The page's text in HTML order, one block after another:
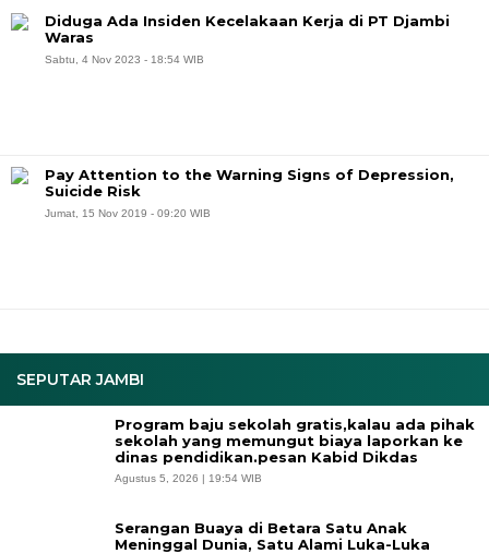
SEPUTAR JAMBI
Program baju sekolah gratis,kalau ada pihak
sekolah yang memungut biaya laporkan ke
dinas pendidikan.pesan Kabid Dikdas
Agustus 5, 2026 | 19:54 WIB
Serangan Buaya di Betara Satu Anak
Meninggal Dunia, Satu Alami Luka-Luka
Diduga Ada Insiden Kecelakaan Kerja di PT Djambi
Waras
Sabtu, 4 Nov 2023 - 18:54 WIB
Pay Attention to the Warning Signs of Depression,
Suicide Risk
Jumat, 15 Nov 2019 - 09:20 WIB